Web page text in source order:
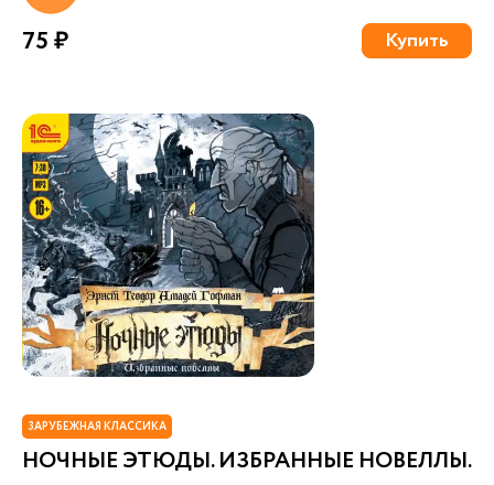
75 ₽ Купить
ЗАРУБЕЖНАЯ КЛАССИКА
НОЧНЫЕ ЭТЮДЫ. ИЗБРАННЫЕ НОВЕЛЛЫ.